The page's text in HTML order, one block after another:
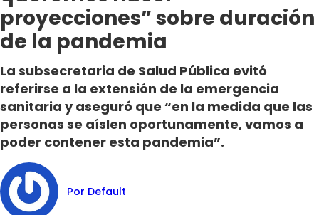
proyecciones” sobre duración
de la pandemia
La subsecretaria de Salud Pública evitó
referirse a la extensión de la emergencia
sanitaria y aseguró que “en la medida que las
personas se aíslen oportunamente, vamos a
poder contener esta pandemia”.
Por Default
Todos Los Programas